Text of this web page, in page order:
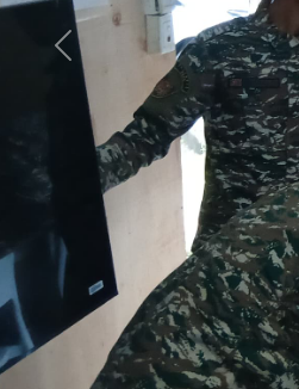
Instalação de Sistema
Manutenção de câmeras de
Configuração de sistemas de
O objetivo principal desta
competências técnicas e
Através desta iniciativa, a D6
serviços tecnológicos dentro das